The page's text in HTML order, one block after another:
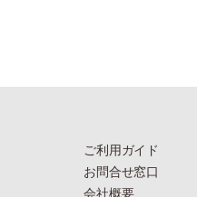
ご利用ガイド
お問合せ窓口
会社概要